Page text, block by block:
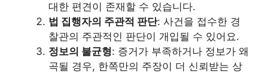
대한 편견이 존재할 수 있습니다.
법 집행자의 주관적 판단: 사건을 접수한 경
찰관의 주관적인 판단이 개입될 수 있어요.
정보의 불균형: 증거가 부족하거나 정보가 왜
곡될 경우, 한쪽만의 주장이 더 신뢰받는 상